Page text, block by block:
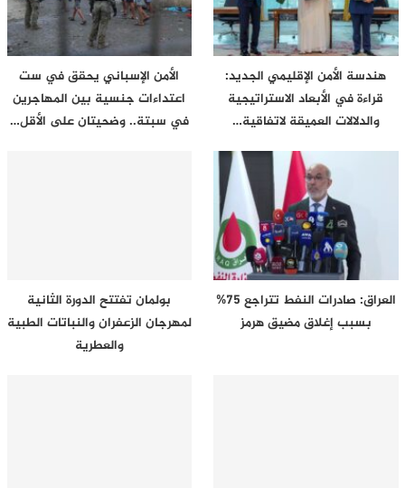
هندسة الأمن الإقليمي الجديد:
قراءة في الأبعاد الاستراتيجية
والدلالات العميقة لاتفاقية…
الأمن الإسباني يحقق في ست
اعتداءات جنسية بين المهاجرين
في سبتة.. وضحيتان على الأقل…
العراق: صادرات النفط تتراجع 75%
بسبب إغلاق مضيق هرمز
بولمان تفتتح الدورة الثانية
لمهرجان الزعفران والنباتات الطبية
والعطرية